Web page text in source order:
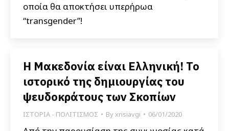
οποία θα αποκτήσει υπερήρωα
“transgender”!
Η Μακεδονία είναι Ελληνική! Το
ιστορικό της δημιουργίας του
ψευδοκράτους των Σκοπίων
ΙΣΤΟΡΙΑ - ΠΟΛΙΤΙΣΜΟΣ Byxrisiavgi 06/01/2020